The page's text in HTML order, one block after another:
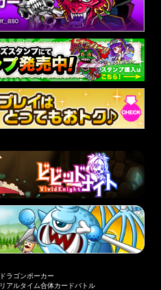
ドラゴンポーカー
リアルタイム合体カードバトル